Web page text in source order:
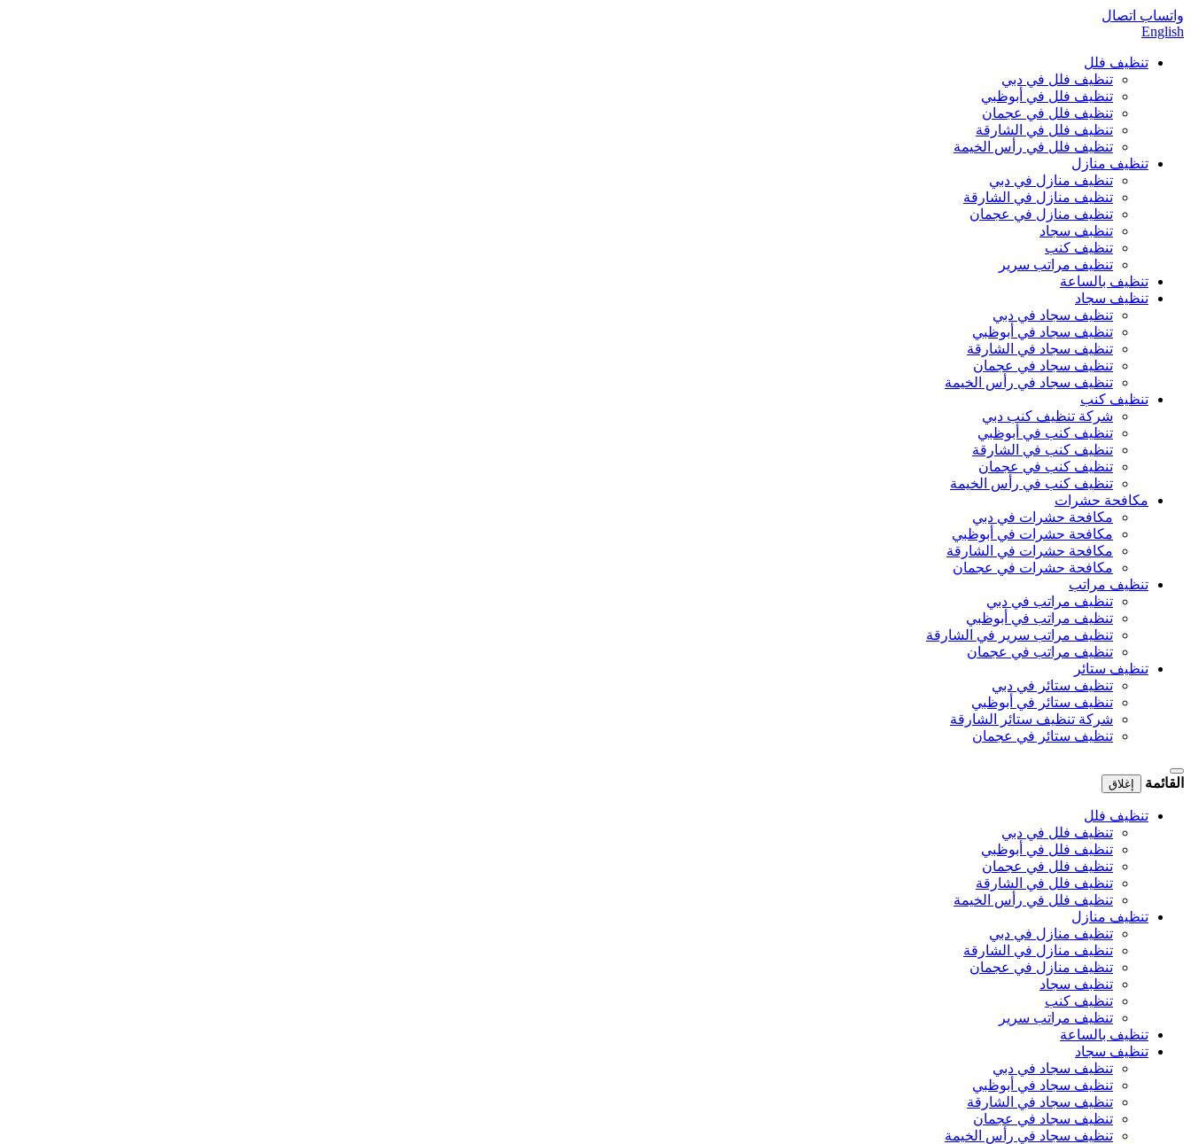
واتساب اتصال
English
تنظيف فلل
تنظيف فلل في دبي
تنظيف فلل في أبوظبي
تنظيف فلل في عجمان
تنظيف فلل في الشارقة
تنظيف فلل في رأس الخيمة
تنظيف منازل
تنظيف منازل في دبي
تنظيف منازل في الشارقة
تنظيف منازل في عجمان
تنظبف سجاد
تنظيف كنب
تنظيف مراتب سرير
تنظيف بالساعة
تنظيف سجاد
تنظيف سجاد في دبي
تنظيف سجاد في أبوظبي
تنظيف سجاد في الشارقة
تنظيف سجاد في عجمان
تنظيف سجاد في رأس الخيمة
تنظيف كنب
شركة تنظيف كنب دبي
تنظيف كنب في أبوظبي
تنظيف كنب في الشارقة
تنظيف كنب في عجمان
تنظيف كنب في رأس الخيمة
مكافحة حشرات
مكافحة حشرات في دبي
مكافحة حشرات في أبوظبي
مكافحة حشرات في الشارقة
مكافحة حشرات في عجمان
تنظيف مراتب
تنظيف مراتب في دبي
تنظيف مراتب في أبوظبي
تنظيف مراتب سرير في الشارقة
تنظيف مراتب في عجمان
تنظيف ستائر
تنظيف ستائر في دبي
تنظيف ستائر في أبوظبي
شركة تنظيف ستائر الشارقة
تنظيف ستائر في عجمان
القائمة إغلاق
تنظيف فلل
تنظيف فلل في دبي
تنظيف فلل في أبوظبي
تنظيف فلل في عجمان
تنظيف فلل في الشارقة
تنظيف فلل في رأس الخيمة
تنظيف منازل
تنظيف منازل في دبي
تنظيف منازل في الشارقة
تنظيف منازل في عجمان
تنظبف سجاد
تنظيف كنب
تنظيف مراتب سرير
تنظيف بالساعة
تنظيف سجاد
تنظيف سجاد في دبي
تنظيف سجاد في أبوظبي
تنظيف سجاد في الشارقة
تنظيف سجاد في عجمان
تنظيف سجاد في رأس الخيمة